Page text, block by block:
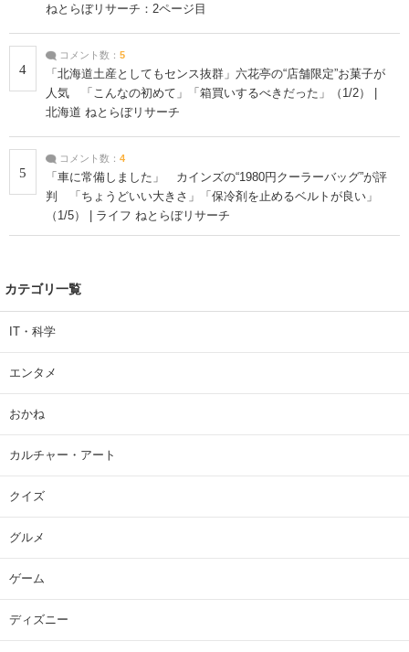
ねとらぼリサーチ：2ページ目
4
コメント数： 5
「北海道土産としてもセンス抜群」六花亭の“店舗限定”お菓子が
人気 「こんなの初めて」「箱買いするべきだった」（1/2） |
北海道 ねとらぼリサーチ
5
コメント数： 4
「車に常備しました」 カインズの“1980円クーラーバッグ”が評
判 「ちょうどいい大きさ」「保冷剤を止めるベルトが良い」
（1/5） | ライフ ねとらぼリサーチ
カテゴリ一覧
IT・科学
エンタメ
おかね
カルチャー・アート
クイズ
グルメ
ゲーム
ディズニー